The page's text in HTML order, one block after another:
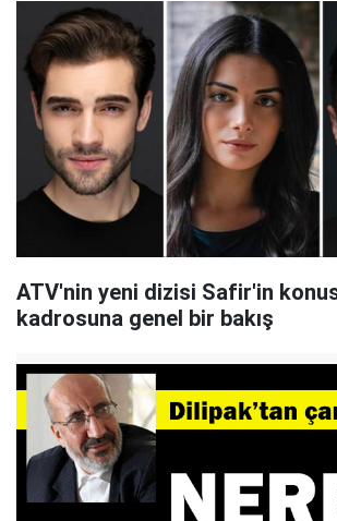
ATV'nin yeni dizisi Safir'in
kadrosuna genel bir bakış